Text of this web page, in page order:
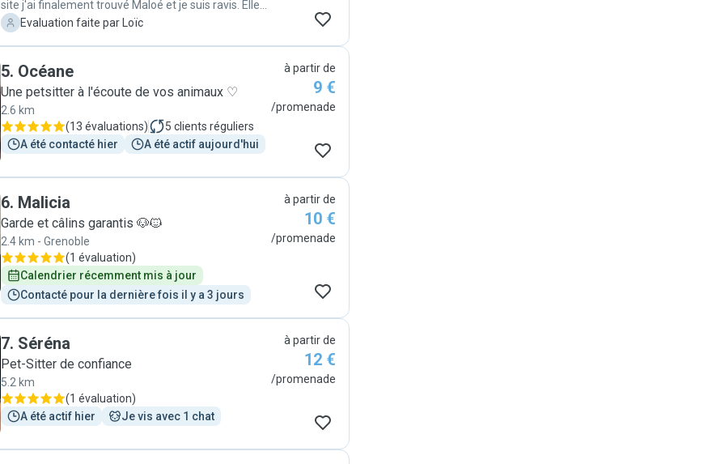
site j'ai finalement trouvé Maloé et je suis ravis. Elle
est très impliquée et c'est une vrai passionnée. Je la
L Evaluation faite par Loïc
5. Océane
Une petsitter à l'écoute de vos animaux ♡
2.6 km
(13 évaluations) 5 clients réguliers
A été contacté hier
A été actif aujourd'hui
à partir de
9 €
/promenade
6. Malicia
Garde et câlins garantis 🐶🐱
2.4 km - Grenoble
(1 évaluation)
Calendrier récemment mis à jour
Contacté pour la dernière fois il y a 3 jours
à partir de
10 €
/promenade
7. Séréna
Pet-Sitter de confiance
5.2 km
(1 évaluation)
A été actif hier
Je vis avec 1 chat
à partir de
12 €
/promenade